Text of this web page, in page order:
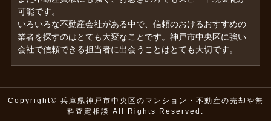
可能です。
いろいろな不動産会社がある中で、信頼のおけるおすすめの
業者を探すのはとても大変なことです。神戸市中央区に強い
会社で信頼できる担当者に出会うことはとても大切です。
Copyright© 兵庫県神戸市中央区のマンション・不動産の売却や無
料査定相談 All Rights Reserved.